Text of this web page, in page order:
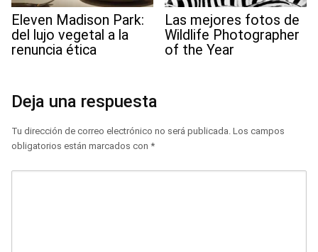
Eleven Madison Park:
del lujo vegetal a la
renuncia ética
Las mejores fotos de
Wildlife Photographer
of the Year
Deja una respuesta
Tu dirección de correo electrónico no será publicada. Los campos
obligatorios están marcados con *